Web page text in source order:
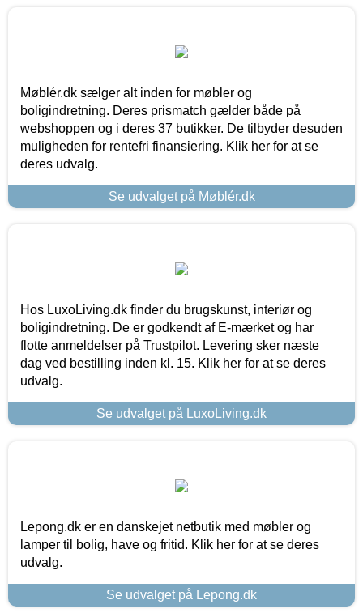
Møblér.dk sælger alt inden for møbler og
boligindretning. Deres prismatch gælder både på
webshoppen og i deres 37 butikker. De tilbyder desuden
muligheden for rentefri finansiering. Klik her for at se
deres udvalg.
Se udvalget på Møblér.dk
Hos LuxoLiving.dk finder du brugskunst, interiør og
boligindretning. De er godkendt af E-mærket og har
flotte anmeldelser på Trustpilot. Levering sker næste
dag ved bestilling inden kl. 15. Klik her for at se deres
udvalg.
Se udvalget på LuxoLiving.dk
Lepong.dk er en danskejet netbutik med møbler og
lamper til bolig, have og fritid. Klik her for at se deres
udvalg.
Se udvalget på Lepong.dk